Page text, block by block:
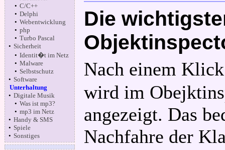
• C/C++
• Delphi
• Webentwicklung
• php
• Turbo Pascal
• Sicherheit
• Identit�t im Netz
• Malware
• Selbstschutz
• Software
Unterhaltung
• Digitale Musik
• Was ist mp3?
• mp3 im Netz
• Handy & SMS
• Spiele
• Sonstiges
Die
Nach einem
wird im
angezeigt. Das
Nachfahre der